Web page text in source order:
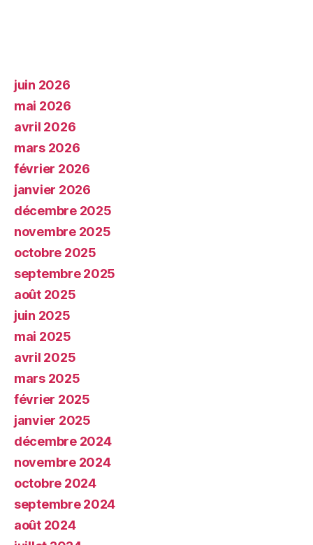
juin 2026
mai 2026
avril 2026
mars 2026
février 2026
janvier 2026
décembre 2025
novembre 2025
octobre 2025
septembre 2025
août 2025
juin 2025
mai 2025
avril 2025
mars 2025
février 2025
janvier 2025
décembre 2024
novembre 2024
octobre 2024
septembre 2024
août 2024